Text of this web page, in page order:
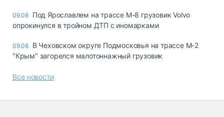
09.08 Под Ярославлем на трассе М-8 грузовик Volvo
опрокинулся в тройном ДТП с иномарками
09.08 В Чеховском округе Подмосковья на трассе М-2
"Крым" загорелся малотоннажный грузовик
Все новости